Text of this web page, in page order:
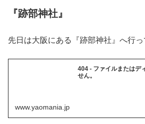
『跡部神社』
先日は大阪にある『跡部神社』へ行っ
404 - ファイルまたはデ
せん。
www.yaomania.jp